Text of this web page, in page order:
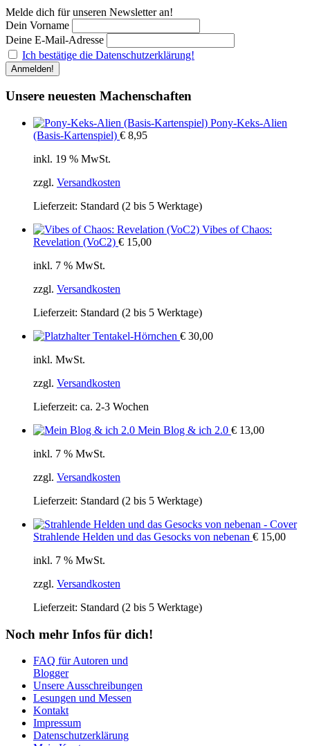
Melde dich für unseren Newsletter an!
Dein Vorname
Deine E-Mail-Adresse
Ich bestätige die Datenschutzerklärung!
Unsere neuesten Machenschaften
Pony-Keks-Alien
(Basis-Kartenspiel) € 8,95
inkl. 19 % MwSt.
zzgl. Versandkosten
Lieferzeit: Standard (2 bis 5 Werktage)
Vibes of Chaos:
Revelation (VoC2) € 15,00
inkl. 7 % MwSt.
zzgl. Versandkosten
Lieferzeit: Standard (2 bis 5 Werktage)
Tentakel-Hörnchen € 30,00
inkl. MwSt.
zzgl. Versandkosten
Lieferzeit: ca. 2-3 Wochen
Mein Blog & ich 2.0 € 13,00
inkl. 7 % MwSt.
zzgl. Versandkosten
Lieferzeit: Standard (2 bis 5 Werktage)
Strahlende Helden und das Gesocks von nebenan € 15,00
inkl. 7 % MwSt.
zzgl. Versandkosten
Lieferzeit: Standard (2 bis 5 Werktage)
Noch mehr Infos für dich!
FAQ für Autoren und
Blogger
Unsere Ausschreibungen
Lesungen und Messen
Kontakt
Impressum
Datenschutzerklärung